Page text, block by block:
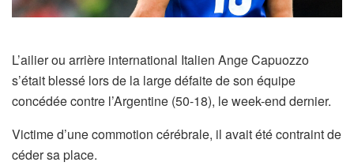
L’ailier ou arrière international Italien Ange Capuozzo
s’était blessé lors de la large défaite de son équipe
concédée contre l’Argentine (50-18), le week-end dernier.
Victime d’une commotion cérébrale, il avait été contraint de
céder sa place.